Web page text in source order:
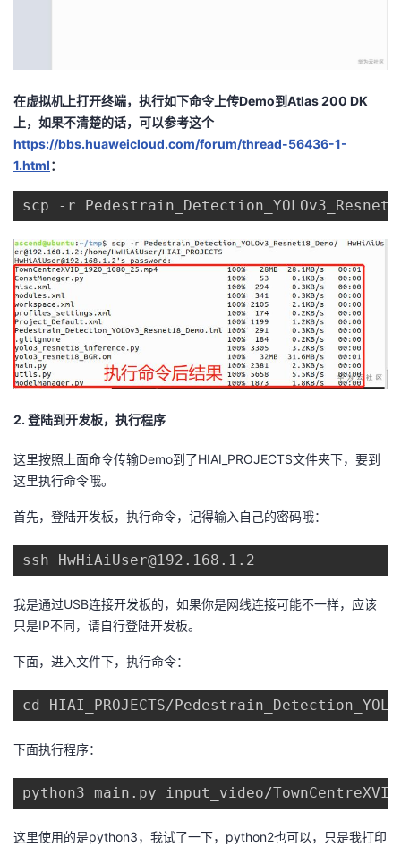
在虚拟机上打开终端，执行如下命令上传Demo到Atlas 200 DK
上，如果不清楚的话，可以参考这个
https://bbs.huaweicloud.com/forum/thread-56436-1-
1.html：
scp -r
2. 登陆到开发板，执行程序
这里按照上面命令传输Demo到了HIAI_PROJECTS文件夹下，要到
这里执行命令哦。
首先，登陆开发板，执行命令，记得输入自己的密码哦：
ssh HwHiAiUser@192.168.1.2
我是通过USB连接开发板的，如果你是网线连接可能不一样，应该
只是IP不同，请自行登陆开发板。
下面，进入文件下，执行命令：
cd HIAI_PROJECTS/
下面执行程序：
python3 main.py input_video/
这里使用的是python3，我试了一下，python2也可以，只是我打印